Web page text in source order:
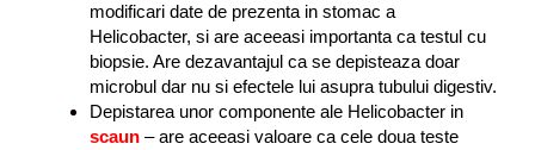
modificari date de prezenta in stomac a
Helicobacter, si are aceeasi importanta ca testul cu
biopsie. Are dezavantajul ca se depisteaza doar
microbul dar nu si efectele lui asupra tubului digestiv.
Depistarea unor componente ale Helicobacter in
scaun – are aceeasi valoare ca cele doua teste